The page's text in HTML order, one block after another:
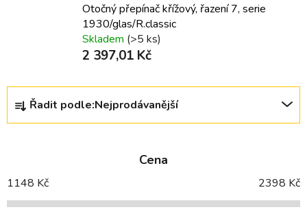
Otočný přepínač křížový, řazení 7, serie
1930/glas/R.classic
Skladem (>5 ks)
2 397,01 Kč
Ř
z
í
p
Řadit podle:Nejprodávanější
Cena
1148 Kč 2398 Kč